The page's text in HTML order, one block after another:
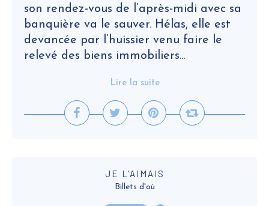
son rendez-vous de l’après-midi avec sa
banquière va le sauver. Hélas, elle est
devancée par l’huissier venu faire le
relevé des biens immobiliers...
Lire la suite
JE L'AIMAIS
Billets d'où